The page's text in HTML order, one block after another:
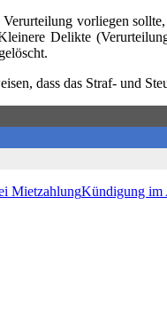
vorliegen
Delikte
dass das Straf- und
MietzahlungKündigung im